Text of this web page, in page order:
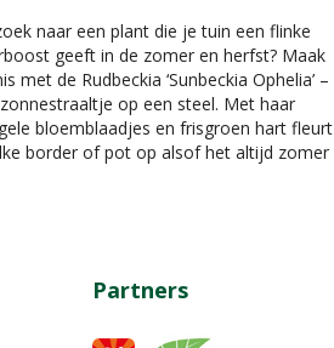
naar een plant die je tuin een flinke
geeft in de zomer en herfst? Maak
met de Rudbeckia ‘Sunbeckia Ophelia’ –
op een steel. Met haar
bloemblaadjes en frisgroen hart fleurt
border of pot op alsof het altijd zomer
Partners